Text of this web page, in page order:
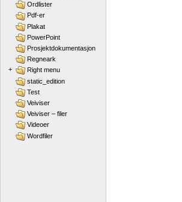
Ordlister
Pdf-er
Plakat
PowerPoint
Prosjektdokumentasjon
Regneark
+
Right menu
static_edition
Test
Veiviser
Veiviser – filer
Videoer
Wordfiler